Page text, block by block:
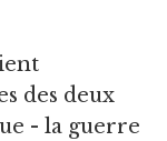
des deux
- la guerre